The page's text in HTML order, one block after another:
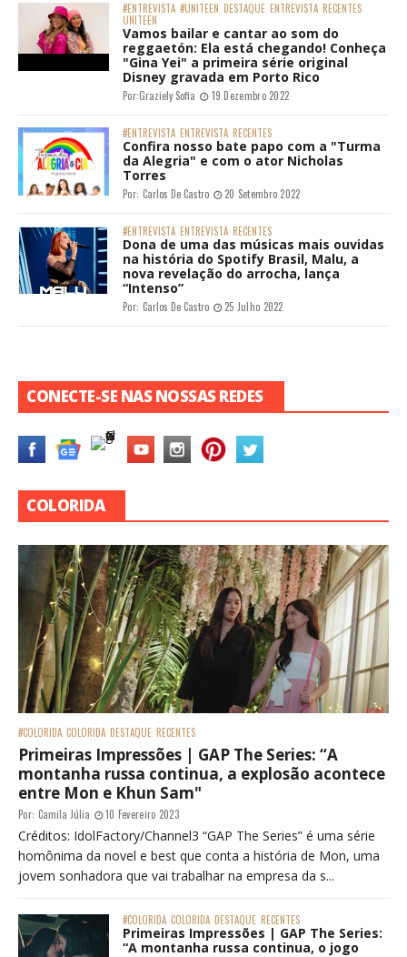
#ENTREVISTA #UNITEEN DESTAQUE ENTREVISTA RECENTES
UNITEEN
Vamos bailar e cantar ao som do
reggaetón: Ela está chegando! Conheça
"Gina Yei" a primeira série original
Disney gravada em Porto Rico
Por:Graziely Sofia 19 Dezembro 2022
#ENTREVISTA ENTREVISTA RECENTES
Confira nosso bate papo com a "Turma
da Alegria" e com o ator Nicholas
Torres
Por: Carlos De Castro 20 Setembro 2022
#ENTREVISTA ENTREVISTA RECENTES
Dona de uma das músicas mais ouvidas
na história do Spotify Brasil, Malu, a
nova revelação do arrocha, lança
“Intenso”
Por: Carlos De Castro 25 Julho 2022
CONECTE-SE NAS NOSSAS REDES
COLORIDA
#COLORIDA COLORIDA DESTAQUE RECENTES
Primeiras Impressões | GAP The Series: “A
montanha russa continua, a explosão acontece
entre Mon e Khun Sam"
Por: Camila Júlia 10 Fevereiro 2023
Créditos: IdolFactory/Channel3 “GAP The Series” é uma série
homônima da novel e best que conta a história de Mon, uma
jovem sonhadora que vai trabalhar na empresa da s...
#COLORIDA COLORIDA DESTAQUE RECENTES
Primeiras Impressões | GAP The Series:
“A montanha russa continua, o jogo